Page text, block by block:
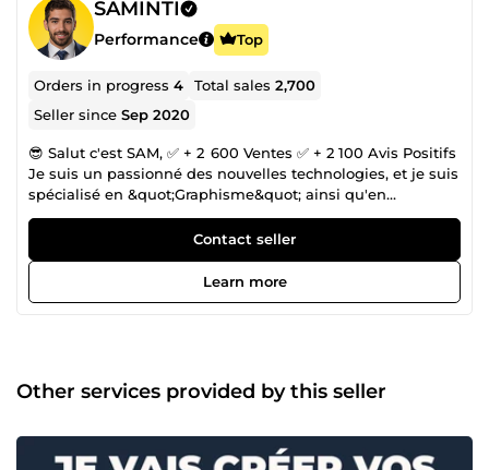
SAMINTI
Performance Top
Orders in progress4 Total sales2,700
Seller sinceSep 2020
😎 Salut c'est SAM, ✅ + 2 600 Ventes ✅ + 2 100 Avis Positifs
Je suis un passionné des nouvelles technologies, et je suis
spécialisé en &quot;Graphisme&quot; ainsi qu'en
&quot;Montage vidéo&quot; avec un peu plus de 10 ans
d’expérience... En l'occurrence je pourrais trouver solutions
à tous vos soucis informatiques . Skills : ✔️ Design
Graphique ✔️ Animation &amp; Montage Vidéo N'hésitez
pas à me contacter si vous avez des demandes spéciales
Contact seller
Learn more
Other services provided by this seller